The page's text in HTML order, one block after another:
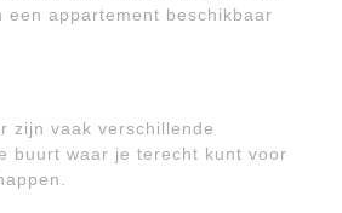
een appartement beschikbaar
zijn vaak verschillende
buurt waar je terecht kunt voor